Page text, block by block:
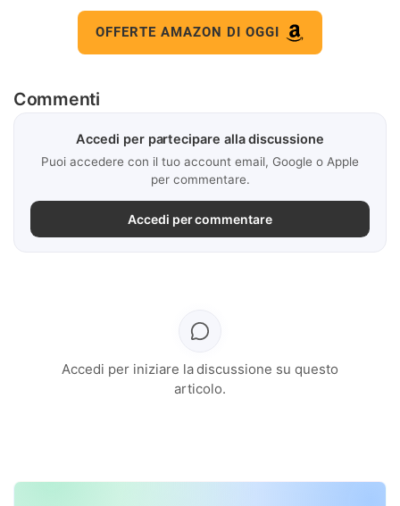
OFFERTE AMAZON DI OGGI
Commenti
Accedi per partecipare alla discussione
Puoi accedere con il tuo account email, Google o Apple
per commentare.
Accedi per commentare
Accedi per iniziare la discussione su questo
articolo.